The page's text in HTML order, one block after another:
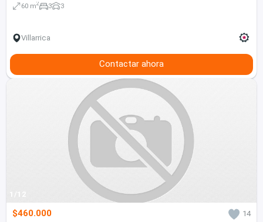
60 m2 3 3
Villarrica
Contactar ahora
1/12
$460.000
14